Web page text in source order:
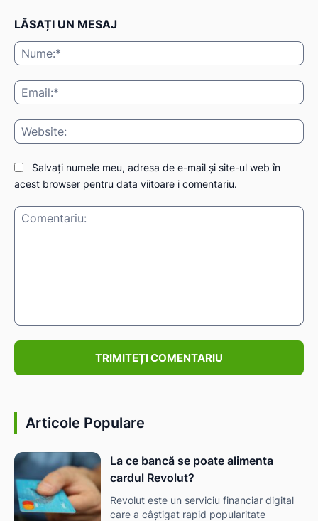
LĂSAȚI UN MESAJ
Salvați numele meu, adresa de e-mail și site-ul web în
acest browser pentru data viitoare i comentariu.
Articole Populare
La ce bancă se poate alimenta
cardul Revolut?
Revolut este un serviciu financiar digital
care a câștigat rapid popularitate